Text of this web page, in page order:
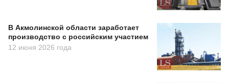
В Акмолинской области заработает
производство с российским участием
12 июня 2026 года